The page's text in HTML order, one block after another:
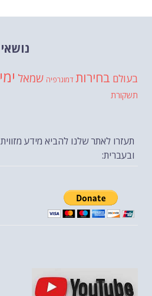
בעולם בחירות דמוגרפיה שמאל
תשקורת
תעזרו לאתר שלנו להביא מידע
ובעברית: